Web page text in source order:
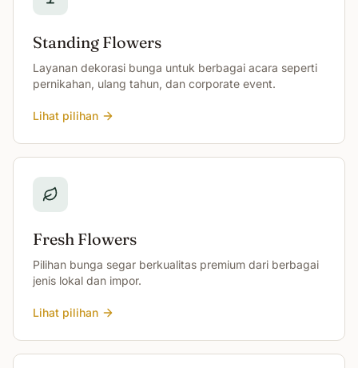
Standing Flowers
Layanan dekorasi bunga untuk berbagai acara seperti
pernikahan, ulang tahun, dan corporate event.
Lihat pilihan
Fresh Flowers
Pilihan bunga segar berkualitas premium dari berbagai
jenis lokal dan impor.
Lihat pilihan